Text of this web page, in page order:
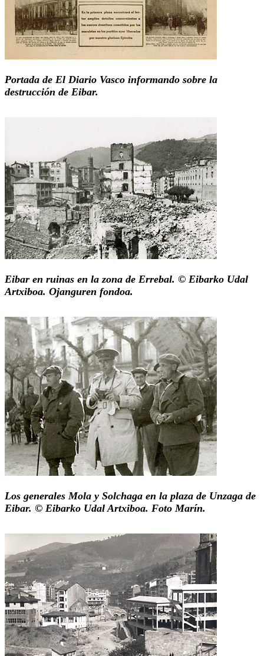
Portada de El Diario Vasco informando sobre la
destrucción de Eibar.
Eibar en ruinas en la zona de Errebal. © Eibarko Udal
Artxiboa. Ojanguren fondoa.
Los generales Mola y Solchaga en la plaza de Unzaga de
Eibar. © Eibarko Udal Artxiboa. Foto Marín.